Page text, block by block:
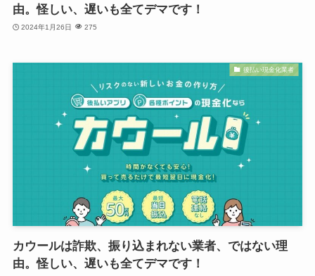
由。怪しい、遅いも全てデマです！
2024年1月26日 275
後払い現金化業者
カウールは詐欺、振り込まれない業者、ではない理
由。怪しい、遅いも全てデマです！